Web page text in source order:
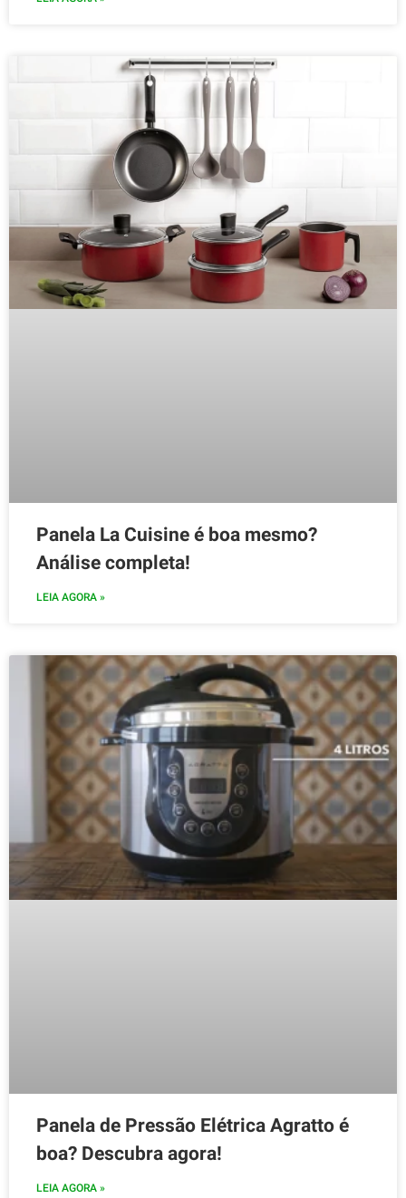
Panela La Cuisine é boa mesmo?
Análise completa!
LEIA AGORA »
Panela de Pressão Elétrica Agratto é
boa? Descubra agora!
LEIA AGORA »